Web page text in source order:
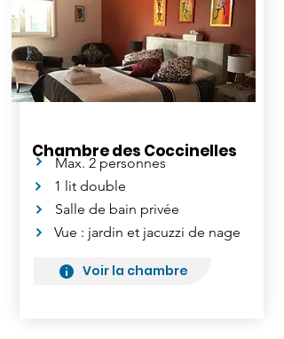
Chambre des Coccinelles
Max. 2 personnes
1 lit double
Salle de bain privée
Vue : jardin et jacuzzi de nage
Voir la chambre